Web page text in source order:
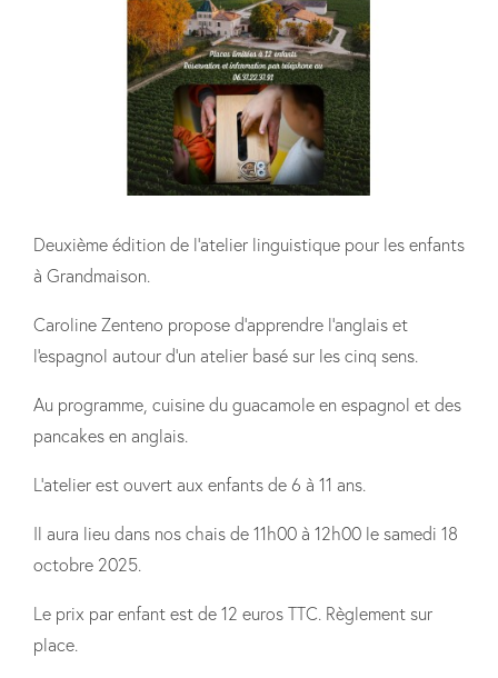
Deuxième édition de l'atelier linguistique pour les enfants
à Grandmaison.
Caroline Zenteno propose d'apprendre l'anglais et
l'espagnol autour d'un atelier basé sur les cinq sens.
Au programme, cuisine du guacamole en espagnol et des
pancakes en anglais.
L'atelier est ouvert aux enfants de 6 à 11 ans.
Il aura lieu dans nos chais de 11h00 à 12h00 le samedi 18
octobre 2025.
Le prix par enfant est de 12 euros TTC. Règlement sur
place.